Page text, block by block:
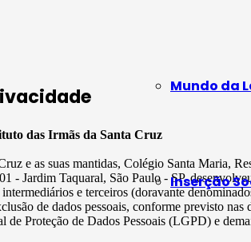
Mundo da
Inserção
das Irmãs da Santa Cruz
e as suas mantidas, Colégio Santa Maria,
- Jardim Taquaral, São Paulo - SP,
e terceiros (doravante
de dados pessoais, conforme previsto
Proteção de Dados Pessoais (LGPD) e